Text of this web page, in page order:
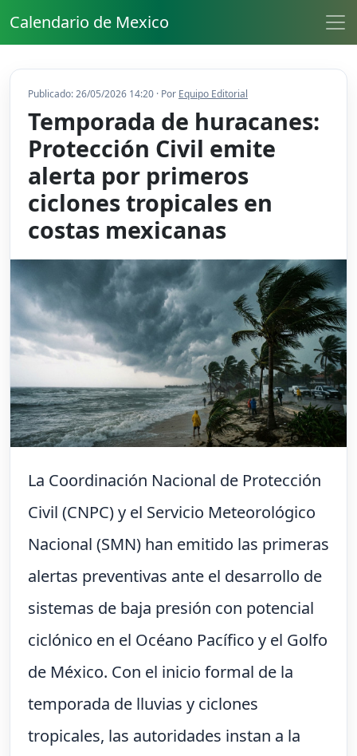
Calendario de Mexico
Publicado: 26/05/2026 14:20 · Por Equipo Editorial
Temporada de huracanes:
Protección Civil emite
alerta por primeros
ciclones tropicales en
costas mexicanas
La Coordinación Nacional de Protección
Civil (CNPC) y el Servicio Meteorológico
Nacional (SMN) han emitido las primeras
alertas preventivas ante el desarrollo de
sistemas de baja presión con potencial
ciclónico en el Océano Pacífico y el Golfo
de México. Con el inicio formal de la
temporada de lluvias y ciclones
tropicales, las autoridades instan a la